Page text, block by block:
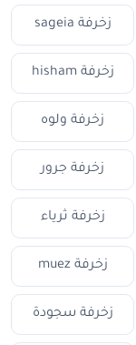
زخرفة sageia
زخرفة hisham
زخرفة ولوه
زخرفة جرور
زخرفة ثرياء
زخرفة muez
زخرفة سجودة